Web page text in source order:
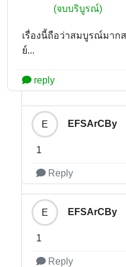
(จบบริบูรณ์)
เรื่องนี้ถือว่าสมบูรณ์มาก
ย์...
reply
E EFSArCBy
1
Reply
E EFSArCBy
1
Reply